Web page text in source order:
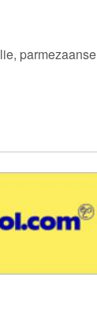
parmezaanse